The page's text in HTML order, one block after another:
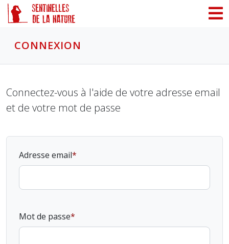
CONNEXION
Connectez-vous à l'aide de votre adresse email
et de votre mot de passe
Adresse email
Mot de passe
Panneau de gestion des cookies